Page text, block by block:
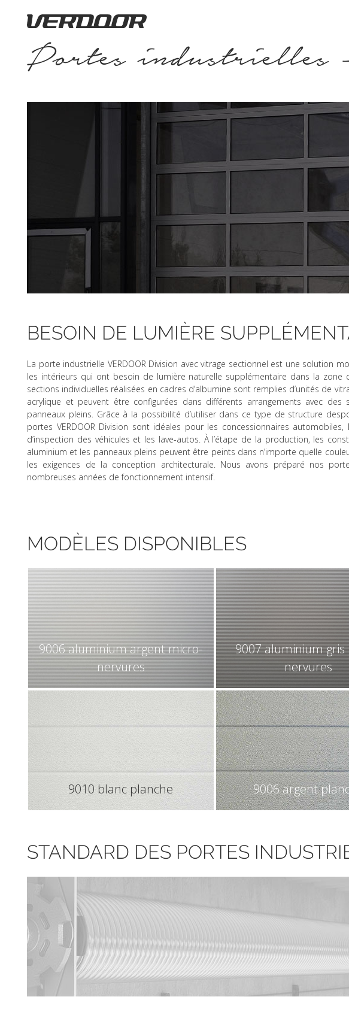
Portes industrielles
BESOIN DE LUMIÈRE
La porte industrielle VERDOOR Division avec vitrage sectionnel est une solution
les intérieurs qui ont besoin de lumière naturelle supplémentaire dans la zone
sections individuelles réalisées en cadres d’albumine sont remplies d’unités de
acrylique et peuvent être configurées dans différents arrangements avec des
panneaux pleins. Grâce à la possibilité d’utiliser dans ce type de structure
portes VERDOOR Division sont idéales pour les concessionnaires automobiles,
d’inspection des véhicules et les lave-autos. À l’étape de la production, les
aluminium et les panneaux pleins peuvent être peints dans n’importe quelle
les exigences de la conception architecturale. Nous avons préparé nos
nombreuses années de fonctionnement intensif.
MODÈLES DISPONIBLES
9006 aluminium argent micro-
nervures
9007 aluminium gris
nervures
9010 blanc planche 9006 argent
STANDARD DES PORTES